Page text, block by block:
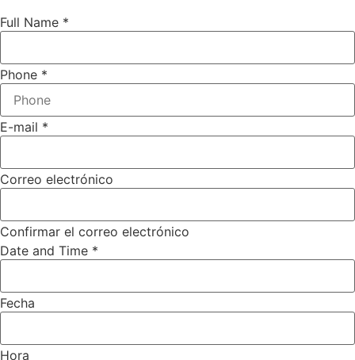
Full Name *
Phone *
E-mail *
Correo electrónico
Confirmar el correo electrónico
Date and Time *
Fecha
Hora